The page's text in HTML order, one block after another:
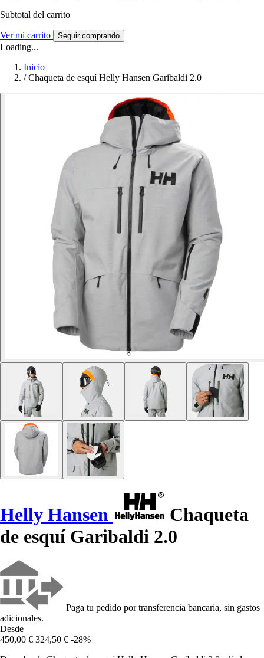
Subtotal del carrito
Ver mi carrito Seguir comprando
Loading...
Inicio
/ Chaqueta de esquí Helly Hansen Garibaldi 2.0
Helly Hansen
Chaqueta
de esquí Garibaldi 2.0
Paga tu pedido por transferencia bancaria, sin gastos
adicionales.
Desde
450,00 € 324,50 € -28%